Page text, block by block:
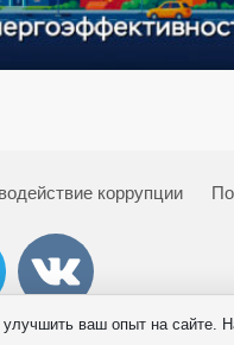
коррупции
ваш опыт на сайте.